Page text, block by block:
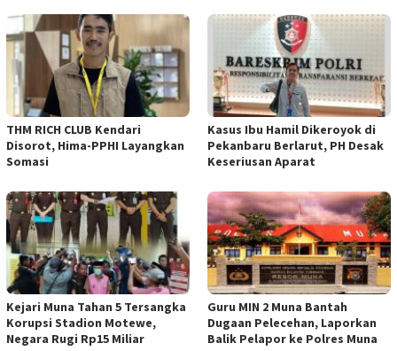
THM RICH CLUB Kendari
Disorot, Hima-PPHI Layangkan
Somasi
Kasus Ibu Hamil Dikeroyok di
Pekanbaru Berlarut, PH Desak
Keseriusan Aparat
Kejari Muna Tahan 5 Tersangka
Korupsi Stadion Motewe,
Negara Rugi Rp15 Miliar
Guru MIN 2 Muna Bantah
Dugaan Pelecehan, Laporkan
Balik Pelapor ke Polres Muna